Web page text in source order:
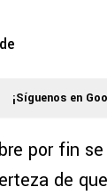
¡Síguenos en
por fin
de